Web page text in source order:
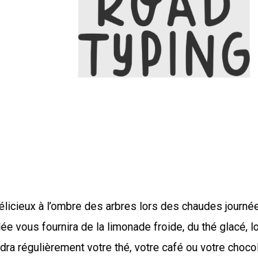
à l’ombre des arbres lors des chaudes
vous fournira de la limonade froide, du thé glacé,
régulièrement votre thé, votre café ou votre